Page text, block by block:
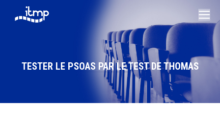
TESTER LE PSOAS PAR LE TEST DE THOMAS
Vous êtes ici :